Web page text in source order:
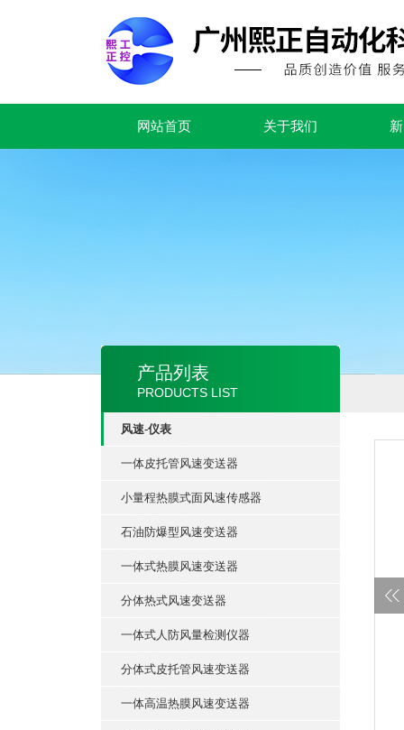
网站首页 关于我们
产品列表
PRODUCTS LIST
风速-仪表
一体皮托管风速变送器
小量程热膜式面风速传感器
石油防爆型风速变送器
一体式热膜风速变送器
分体热式风速变送器
一体式人防风量检测仪器
分体式皮托管风速变送器
一体高温热膜风速变送器